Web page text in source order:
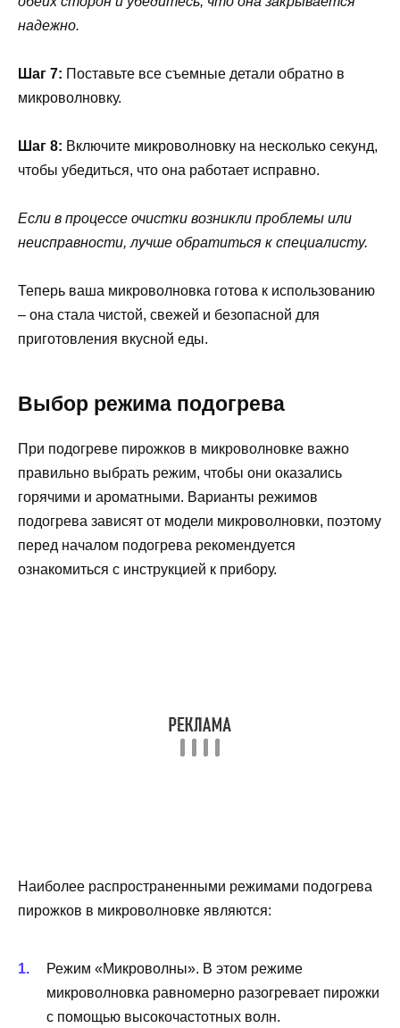
надежно.
Шаг 7: Поставьте все съемные детали обратно в
микроволновку.
Шаг 8: Включите микроволновку на несколько секунд,
чтобы убедиться, что она работает исправно.
Если в процессе очистки возникли проблемы или
неисправности, лучше обратиться к специалисту.
Теперь ваша микроволновка готова к использованию
– она стала чистой, свежей и безопасной для
приготовления вкусной еды.
Выбор режима подогрева
При подогреве пирожков в микроволновке важно
правильно выбрать режим, чтобы они оказались
горячими и ароматными. Варианты режимов
подогрева зависят от модели микроволновки, поэтому
перед началом подогрева рекомендуется
ознакомиться с инструкцией к прибору.
Наиболее распространенными режимами подогрева
пирожков в микроволновке являются:
Режим «Микроволны». В этом режиме
микроволновка равномерно разогревает пирожки
с помощью высокочастотных волн.